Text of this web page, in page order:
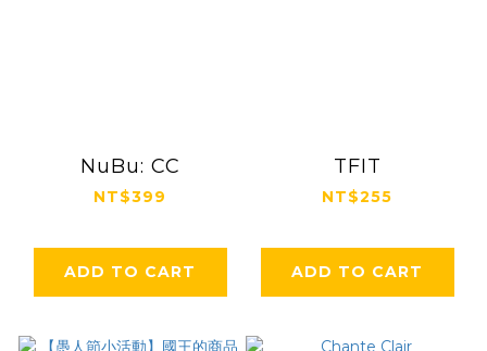
NuBu: CC
NT$399
ADD TO CART
TFIT
NT$255
ADD TO CART